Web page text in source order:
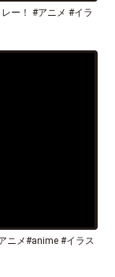
ー！ #アニメ #イラ
ニメ#anime #イラス